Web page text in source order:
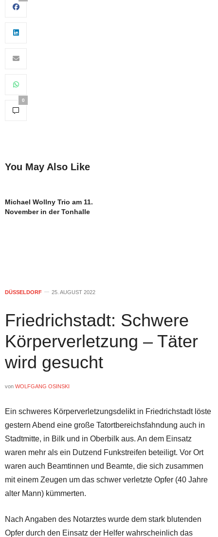
0
You May Also Like
Michael Wollny Trio am 11.
November in der Tonhalle
DÜSSELDORF 25. AUGUST 2022
Friedrichstadt: Schwere
Körperverletzung – Täter
wird gesucht
von WOLFGANG OSINSKI
Ein schweres Körperverletzungsdelikt in Friedrichstadt löste
gestern Abend eine große Tatortbereichsfahndung auch in
Stadtmitte, in Bilk und in Oberbilk aus. An dem Einsatz
waren mehr als ein Dutzend Funkstreifen beteiligt. Vor Ort
waren auch Beamtinnen und Beamte, die sich zusammen
mit einem Zeugen um das schwer verletzte Opfer (40 Jahre
alter Mann) kümmerten.
Nach Angaben des Notarztes wurde dem stark blutenden
Opfer durch den Einsatz der Helfer wahrscheinlich das